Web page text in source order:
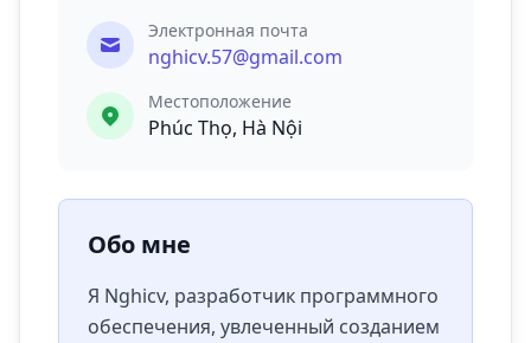
Электронная почта
nghicv.57@gmail.com
Местоположение
Phúc Thọ, Hà Nội
Обо мне
Я Nghicv, разработчик программного
обеспечения, увлеченный созданием